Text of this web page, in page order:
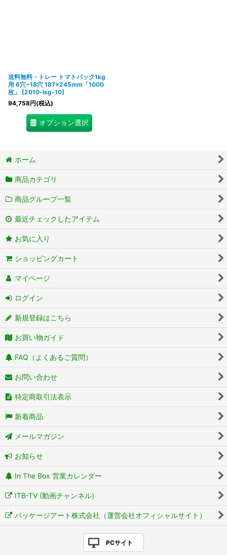
送料無料・トレー トマトパック1kg
用 6穴~18穴 187×245mm「1000
枚」
[2010-lsg-10]
94,758円(税込)
オプション選択
ホーム
商品カテゴリ
商品グループ一覧
最近チェックしたアイテム
お気に入り
ショッピングカート
マイページ
ログイン
新規登録はこちら
お買い物ガイド
FAQ（よくあるご質問）
お問い合わせ
特定商取引法表示
新着商品
メールマガジン
お知らせ
In The Box 営業カレンダー
ITB-TV (動画チャンネル)
パッケージアート株式会社（運営会社オフィシャルサイト）
PCサイト